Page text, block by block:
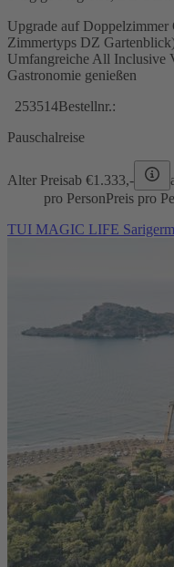
Upgrade auf
Zimmertyps DZ
Umfangreiche All Inclusive
Gastronomie genießen
253514Bestellnr.:
Pauschalreise
Alter Preisab €1.333,-
pro PersonPreis pro
TUI MAGIC LIFE